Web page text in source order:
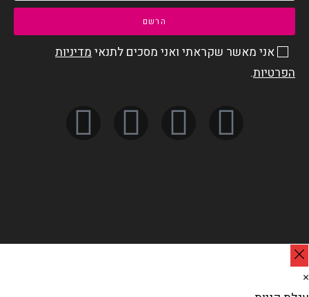
אני מאשר שקראתי ואני מסכים לתנאי מדיניות
הפרטיות.
הרשם
×